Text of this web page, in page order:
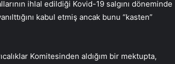
ihlal edildiği Kovid-19 salgını döneminde
kabul etmiş ancak bunu “kasten”
Komitesinden aldığım bir mektupta,